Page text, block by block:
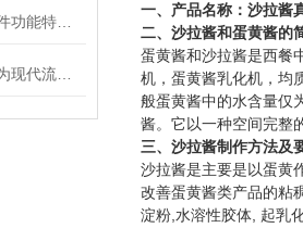
一、产品名称： 沙拉酱
二、沙拉酱和蛋黄酱的
蛋黄酱和沙拉酱是西餐
机，蛋黄酱乳化机，均
般蛋黄酱中的水含量仅
酱。它以一种空间完整
三、沙拉酱制作方法及
沙拉酱是主要是以蛋黄
改善蛋黄酱类产品的粘
淀粉,水溶性胶体, 起乳